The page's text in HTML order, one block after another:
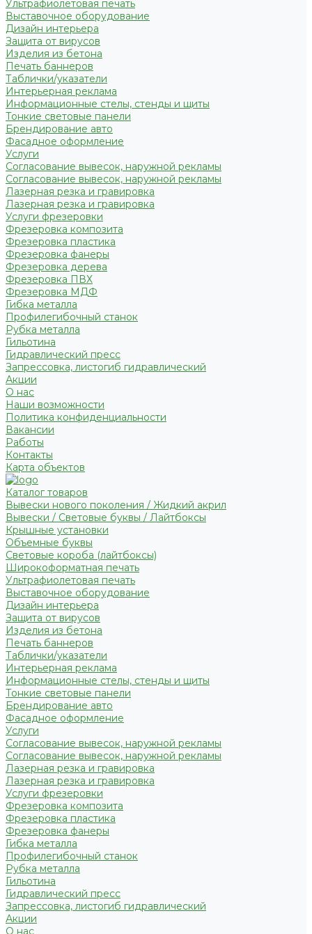
Ультрафиолетовая печать
Выставочное оборудование
Дизайн интерьера
Защита от вирусов
Изделия из бетона
Печать баннеров
Таблички/указатели
Интерьерная реклама
Информационные стелы, стенды и щиты
Тонкие световые панели
Брендирование авто
Фасадное оформление
Услуги
Согласование вывесок, наружной рекламы
Согласование вывесок, наружной рекламы
Лазерная резка и гравировка
Лазерная резка и гравировка
Услуги фрезеровки
Фрезеровка композита
Фрезеровка пластика
Фрезеровка фанеры
Фрезеровка дерева
Фрезеровка ПВХ
Фрезеровка МДФ
Гибка металла
Профилегибочный станок
Рубка металла
Гильотина
Гидравлический пресс
Запрессовка, листогиб гидравлический
Акции
О нас
Наши возможности
Политика конфиденциальности
Вакансии
Работы
Контакты
Карта объектов
Каталог товаров
Вывески нового поколения / Жидкий акрил
Вывески / Световые буквы / Лайтбоксы
Крышные установки
Объемные буквы
Световые короба (лайтбоксы)
Широкоформатная печать
Ультрафиолетовая печать
Выставочное оборудование
Дизайн интерьера
Защита от вирусов
Изделия из бетона
Печать баннеров
Таблички/указатели
Интерьерная реклама
Информационные стелы, стенды и щиты
Тонкие световые панели
Брендирование авто
Фасадное оформление
Услуги
Согласование вывесок, наружной рекламы
Согласование вывесок, наружной рекламы
Лазерная резка и гравировка
Лазерная резка и гравировка
Услуги фрезеровки
Фрезеровка композита
Фрезеровка пластика
Фрезеровка фанеры
Гибка металла
Профилегибочный станок
Рубка металла
Гильотина
Гидравлический пресс
Запрессовка, листогиб гидравлический
Акции
О нас